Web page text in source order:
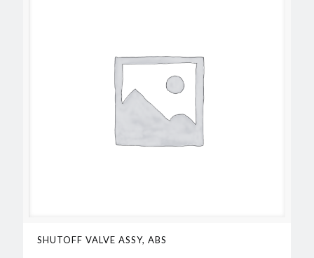
SHUTOFF VALVE ASSY, ABS